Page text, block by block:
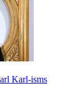
Karl-isms